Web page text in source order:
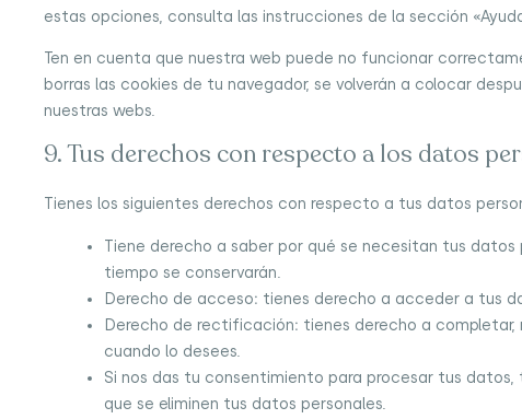
estas opciones, consulta las instrucciones de la sección
Ten en cuenta que nuestra web puede no funcionar
borras las cookies de tu navegador, se volverán a colocar
nuestras webs.
9. Tus derechos con respecto a los datos
Tienes los siguientes derechos con respecto a tus datos
Tiene derecho a saber por qué se necesitan tus
tiempo se conservarán.
Derecho de acceso: tienes derecho a acceder a tus
Derecho de rectificación: tienes derecho a
cuando lo desees.
Si nos das tu consentimiento para procesar tus
que se eliminen tus datos personales.